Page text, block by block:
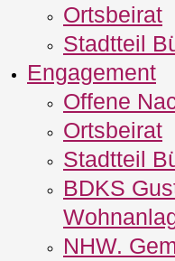
Ortsbeirat
Stadtteil
Engagement
Offene
Ortsbeirat
Stadtteil
BDKS
NHW.